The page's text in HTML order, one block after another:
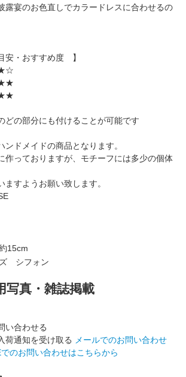
露宴のお色直しでカラードレスに合わせるの
安・おすすめ度 】
どの部分にも付けることが可能です
ドメイドの商品となります。
作っておりますが、モチーフには多少の個体
ますようお願い致します。
15cm
シフォン
写真・雑誌掲載
い合わせる
荷通知を受け取る
メールでのお問い合わせ
のお問い合わせはこちらから